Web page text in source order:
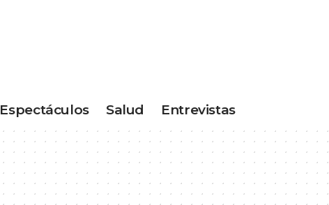
Espectáculos Salud Entrevistas